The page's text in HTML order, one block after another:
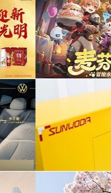
蒙智家技术发布会精
供音乐版权
为
年活动提供音乐版权
为